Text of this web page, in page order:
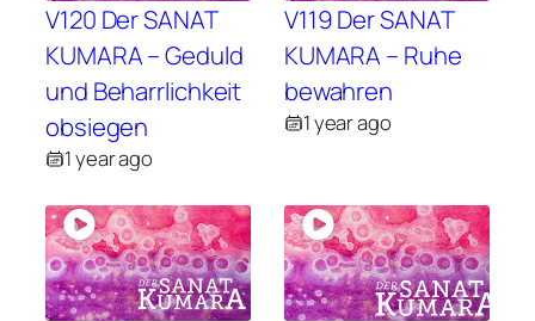
V120 Der SANAT
KUMARA – Geduld
und Beharrlichkeit
obsiegen
1 year ago
V119 Der SANAT
KUMARA – Ruhe
bewahren
1 year ago